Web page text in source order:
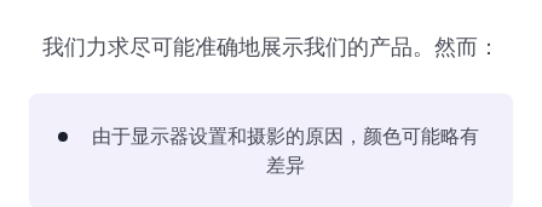
我们力求尽可能准确地展示我们的产品。然而：
由于显示器设置和摄影的原因，颜色可能略有
差异